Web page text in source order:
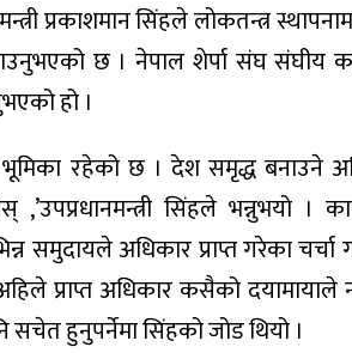
प्रकाशमान सिंहले लोकतन्त्र
छ । नेपाल शेर्पा संघ संघीय
हो ।
भूमिका रहेको छ । देश समृद्ध बनाउने
सिंहले भन्नुभयो ।
समुदायले अधिकार प्राप्त गरेका चर्चा
प्राप्त अधिकार कसैको
हुनुपर्नेमा सिंहको जोड थियो ।